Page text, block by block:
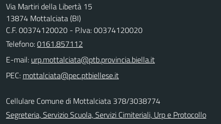
Via Martiri della Libertà 15
13874 Mottalciata (BI)
C.F. 00374120020 - P.Iva: 00374120020
Telefono:0161.857112
E-mail:
PEC:
Cellulare Comune di Mottalciata 378/3038774
Segreteria, Servizio Scuola, Servizi Cimiteriali, Urp e Protocollo